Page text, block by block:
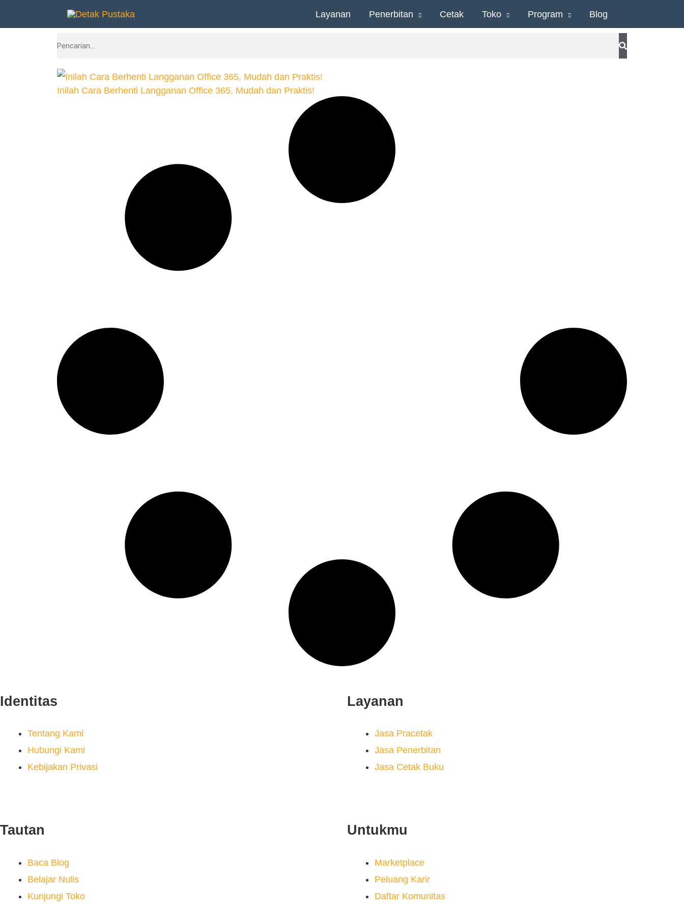
Layanan Penerbitan Cetak Toko Program Blog
Search
Inilah Cara Berhenti Langganan Office 365, Mudah dan Praktis!
Identitas
Tentang Kami
Hubungi Kami
Kebijakan Privasi
Layanan
Jasa Pracetak
Jasa Penerbitan
Jasa Cetak Buku
Tautan
Baca Blog
Belajar Nulis
Kunjungi Toko
Untukmu
Marketplace
Peluang Karir
Daftar Komunitas